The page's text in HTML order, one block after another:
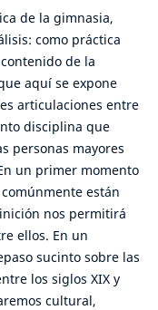
de la gimnasia,
como práctica
de la
aquí se expone
articulaciones entre
disciplina que
personas mayores
un primer momento
están
nos permitirá
ellos. En un
sucinto sobre las
los siglos XIX y
cultural,